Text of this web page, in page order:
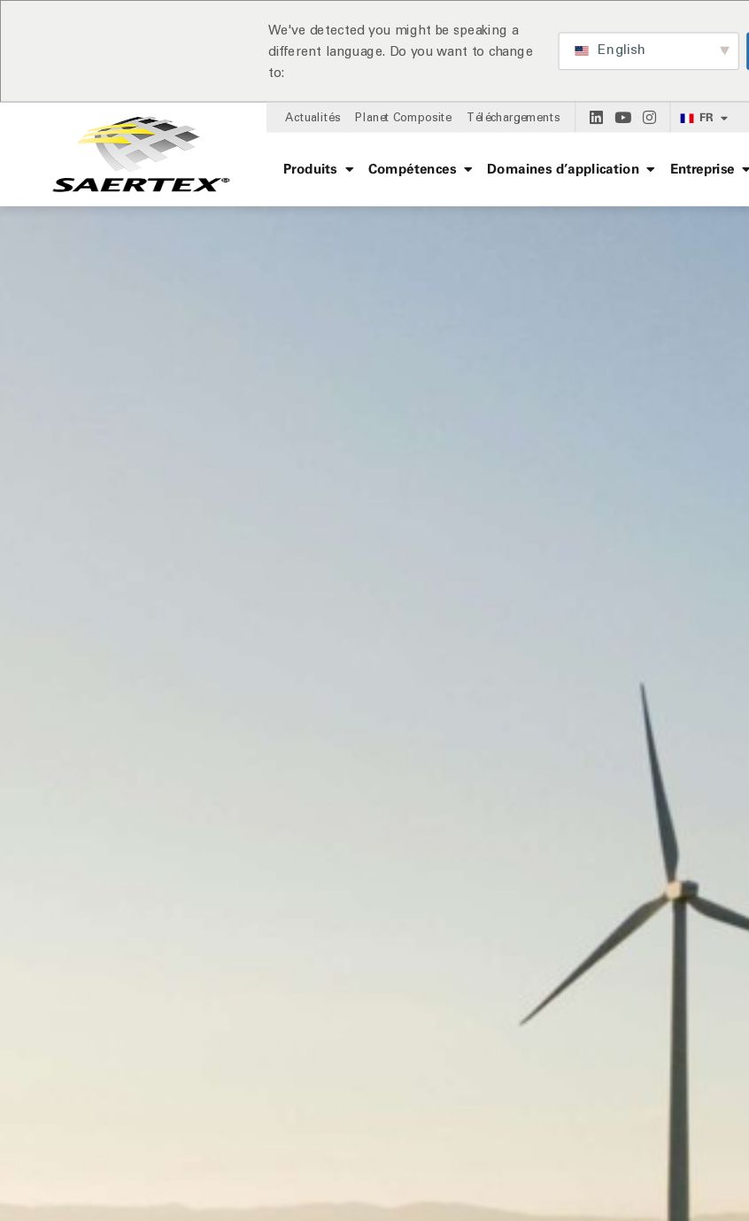
We've detected you might be speaking a
different language. Do you want to change
to:
English
Actualités Planet Composite Téléchargements FR
Produits Compétences Domaines d’application Entreprise